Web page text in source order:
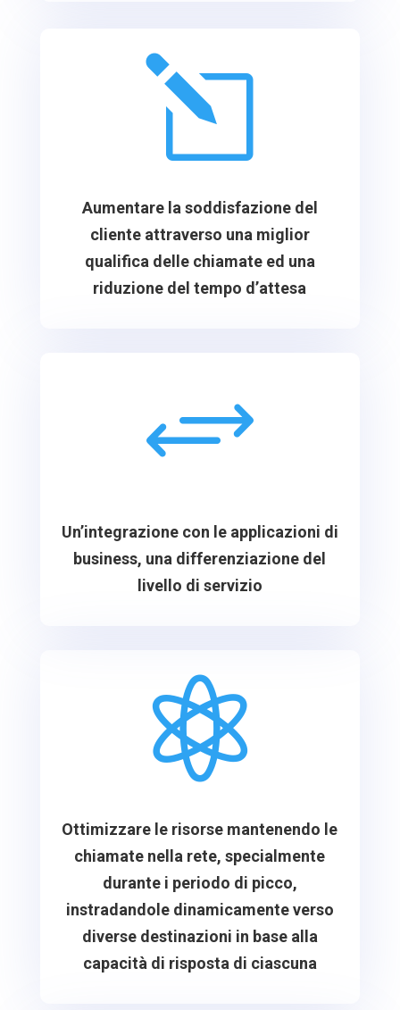
l
Aumentare la soddisfazione del
cliente attraverso una miglior
qualifica delle chiamate ed una
riduzione del tempo d’attesa
+
Un’integrazione con le applicazioni di
business, una differenziazione del
livello di servizio

Ottimizzare le risorse mantenendo le
chiamate nella rete, specialmente
durante i periodo di picco,
instradandole dinamicamente verso
diverse destinazioni in base alla
capacità di risposta di ciascuna